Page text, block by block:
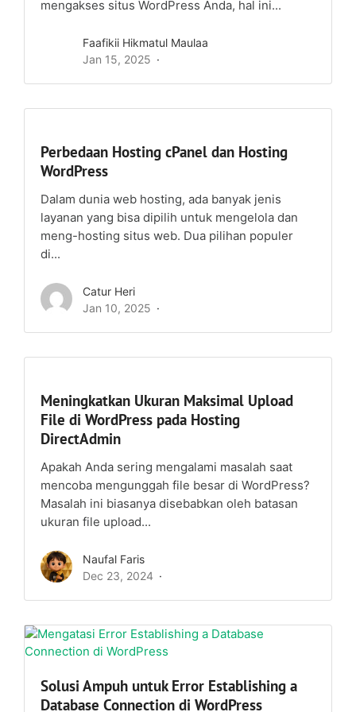
mengakses situs WordPress Anda, hal ini...
Faafikii Hikmatul Maulaa
Jan 15, 2025
Perbedaan Hosting cPanel dan Hosting
WordPress
Dalam dunia web hosting, ada banyak jenis
layanan yang bisa dipilih untuk mengelola dan
meng-hosting situs web. Dua pilihan populer
di...
Catur Heri
Jan 10, 2025
Meningkatkan Ukuran Maksimal Upload
File di WordPress pada Hosting
DirectAdmin
Apakah Anda sering mengalami masalah saat
mencoba mengunggah file besar di WordPress?
Masalah ini biasanya disebabkan oleh batasan
ukuran file upload...
Naufal Faris
Dec 23, 2024
Solusi Ampuh untuk Error Establishing a
Database Connection di WordPress